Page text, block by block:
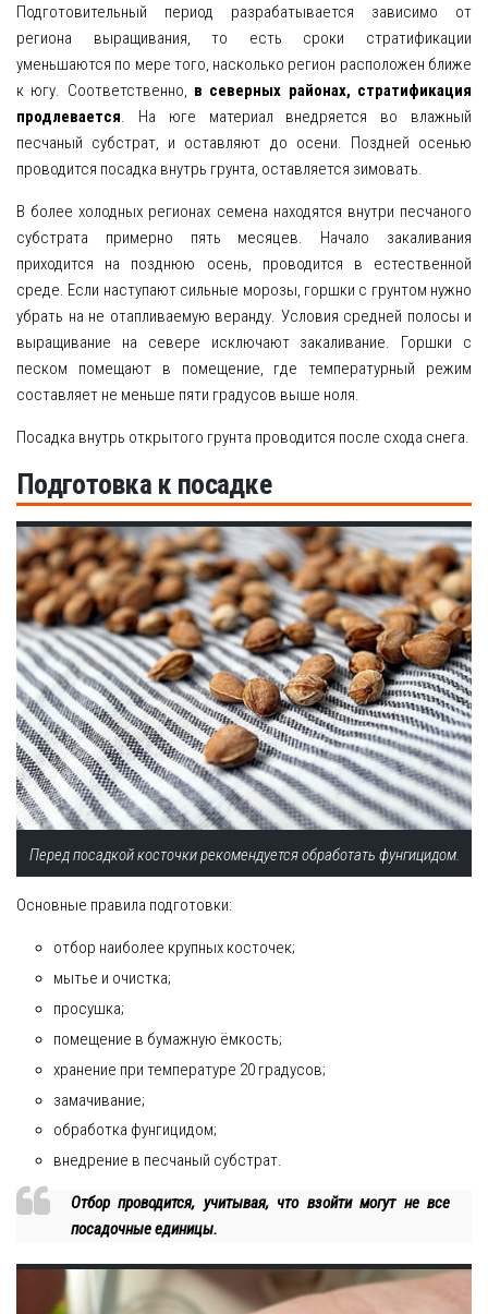
Подготовительный период разрабатывается зависимо от
региона выращивания, то есть сроки стратификации
уменьшаются по мере того, насколько регион расположен ближе
к югу. Соответственно, в северных районах, стратификация
продлевается. На юге материал внедряется во влажный
песчаный субстрат, и оставляют до осени. Поздней осенью
проводится посадка внутрь грунта, оставляется зимовать.
В более холодных регионах семена находятся внутри песчаного
субстрата примерно пять месяцев. Начало закаливания
приходится на позднюю осень, проводится в естественной
среде. Если наступают сильные морозы, горшки с грунтом нужно
убрать на не отапливаемую веранду. Условия средней полосы и
выращивание на севере исключают закаливание. Горшки с
песком помещают в помещение, где температурный режим
составляет не меньше пяти градусов выше ноля.
Посадка внутрь открытого грунта проводится после схода снега.
Подготовка к посадке
Перед посадкой косточки рекомендуется обработать фунгицидом.
Основные правила подготовки:
отбор наиболее крупных косточек;
мытье и очистка;
просушка;
помещение в бумажную ёмкость;
хранение при температуре 20 градусов;
замачивание;
обработка фунгицидом;
внедрение в песчаный субстрат.
Отбор проводится, учитывая, что взойти могут не все
посадочные единицы.